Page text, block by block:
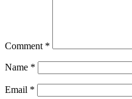
Comment *
Name *
Email *